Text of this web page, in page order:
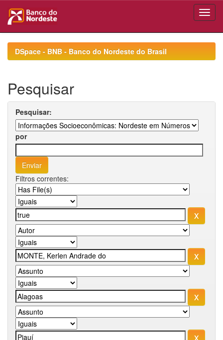
navigationDSpace - BNB - Banco do Nordeste do Brasil
Pesquisar
Pesquisar:
por
Filtros correntes: